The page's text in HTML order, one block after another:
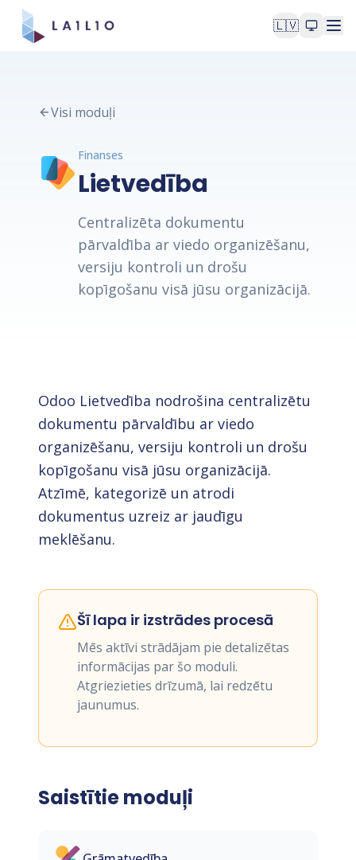
🇱🇻
Visi moduļi
Finanses
Lietvedība
Centralizēta dokumentu
pārvaldība ar viedo organizēšanu,
versiju kontroli un drošu
kopīgošanu visā jūsu organizācijā.
Odoo Lietvedība nodrošina centralizētu
dokumentu pārvaldību ar viedo
organizēšanu, versiju kontroli un drošu
kopīgošanu visā jūsu organizācijā.
Atzīmē, kategorizē un atrodi
dokumentus uzreiz ar jaudīgu
meklēšanu.
Šī lapa ir izstrādes procesā
Mēs aktīvi strādājam pie detalizētas
informācijas par šo moduli.
Atgriezieties drīzumā, lai redzētu
jaunumus.
Saistītie moduļi